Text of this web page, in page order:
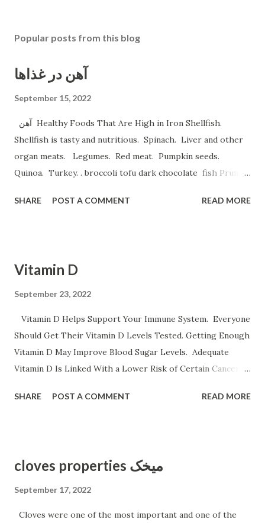
Popular posts from this blog
آهن در غذاها
September 15, 2022
Shellfish is tasty and nutritious. Spinach. Liver and other
organ meats. Legumes. Red meat. Pumpkin seeds.
Quinoa. Turkey. . broccoli tofu dark chocolate fish Prune
Spinach, Cashew Coconut and Raspberry Smoothie. و
سیب موز و انار عدس سیب زمینی برشته و نان پسته بادام وبادام
برزیلی و هندی اثرات کم خونی خستگی ضعف قوای جسمانی سینه
حاملگی باعث کم خونی می شود
SHARE POST A COMMENT READ MORE
Vitamin D
September 23, 2022
Vitamin D Helps Support Your Immune System. Everyone
Should Get Their Vitamin D Levels Tested. Getting Enough
Vitamin D May Improve Blood Sugar Levels. Adequate
Vitamin D Is Linked With a Lower Risk of Certain Cancers.
Vitamin D Benefits It strengthens the immune system. It
It can help lower blood pressure. It might reduce the risk
of heart disease. ویتامین د با کلسیم بهترعمل می کند و نقش در
نقش بسزائی درکارکرد اعضای مختلف بدن دارد ویتامین در تنظیم
SHARE POST A COMMENT READ MORE
cloves properties میخک
September 17, 2022
Cloves were one of the most important and one of the